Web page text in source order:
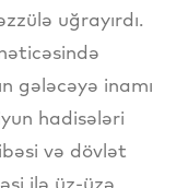
uğrayırdı.
gələcəyə inamı
hadisələri
və dövlət